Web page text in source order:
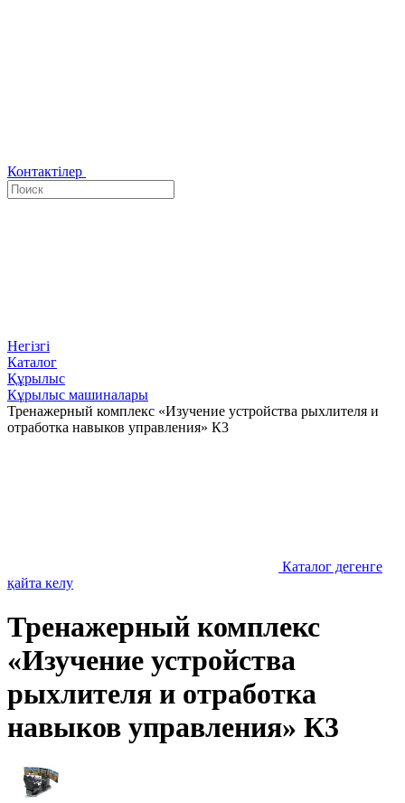
Контактілер
Негізгі
Каталог
Құрылыс
Кұрылыс машиналары
Тренажерный комплекс «Изучение устройства рыхлителя и
отработка навыков управления» К3
Каталог дегенге
қайта келу
Тренажерный комплекс
«Изучение устройства
рыхлителя и отработка
навыков управления» К3